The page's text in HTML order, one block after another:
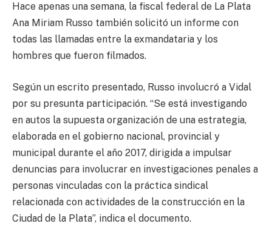
Hace apenas una semana, la fiscal federal de La Plata
Ana Miriam Russo también solicitó un informe con
todas las llamadas entre la exmandataria y los
hombres que fueron filmados.
Según un escrito presentado, Russo involucró a Vidal
por su presunta participación. “Se está investigando
en autos la supuesta organización de una estrategia,
elaborada en el gobierno nacional, provincial y
municipal durante el año 2017, dirigida a impulsar
denuncias para involucrar en investigaciones penales a
personas vinculadas con la práctica sindical
relacionada con actividades de la construcción en la
Ciudad de la Plata”, indica el documento.